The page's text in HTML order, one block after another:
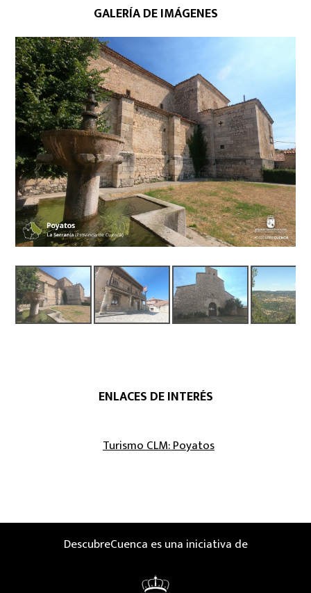
GALERÍA DE IMÁGENES
ENLACES DE INTERÉS
Turismo CLM: Poyatos
DescubreCuenca es una iniciativa de